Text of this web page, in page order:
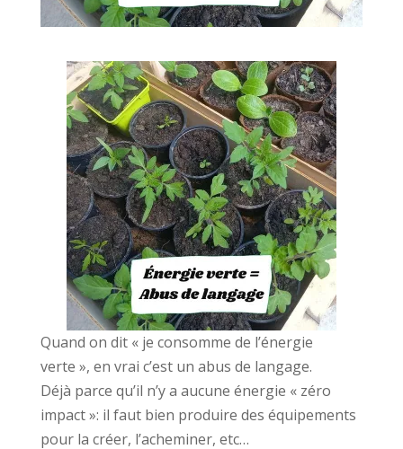
Quand on dit « je consomme de l’énergie
verte », en vrai c’est un abus de langage.
Déjà parce qu’il n’y a aucune énergie « zéro
impact »: il faut bien produire des équipements
pour la créer, l’acheminer, etc…